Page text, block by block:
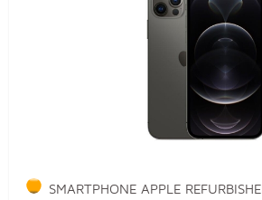
SMARTPHONE APPLE